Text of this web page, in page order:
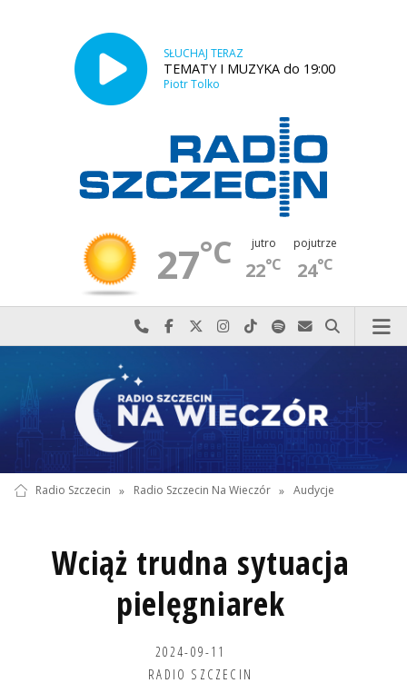
SŁUCHAJ TERAZ
TEMATY I MUZYKA do 19:00
Piotr Tolko
27°C jutro
22°C
pojutrze
24°C
Najlepiej po prostu do nas zadzwoń
Odwiedź nas na Facebook-u
Odwiedź nas na X
Odwiedź nas na Instagram-ie
Odwiedź nas na TikTok-u
Szukaj nas na Spotify
Wyślij do nas
Szukaj
Radio Szczecin » Radio Szczecin Na Wieczór » Audycje
Wciąż trudna sytuacja
pielęgniarek
2024-09-11
RADIO SZCZECIN